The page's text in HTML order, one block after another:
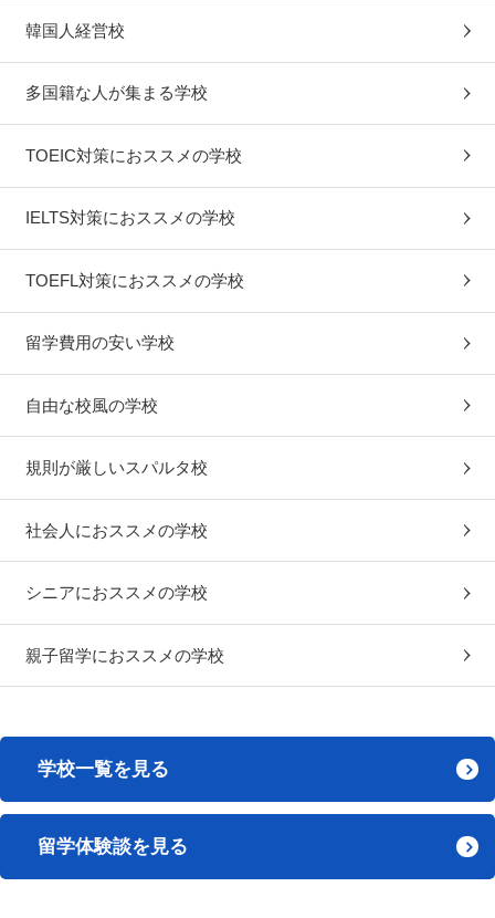
韓国人経営校
多国籍な人が集まる学校
TOEIC対策におススメの学校
IELTS対策におススメの学校
TOEFL対策におススメの学校
留学費用の安い学校
自由な校風の学校
規則が厳しいスパルタ校
社会人におススメの学校
シニアにおススメの学校
親子留学におススメの学校
学校一覧を見る
留学体験談を見る